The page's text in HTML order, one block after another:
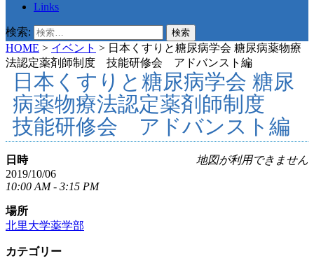
Links
検索:
HOME > イベント > 日本くすりと糖尿病学会 糖尿病薬物療
法認定薬剤師制度 技能研修会 アドバンスト編
日本くすりと糖尿病学会 糖尿
病薬物療法認定薬剤師制度
技能研修会 アドバンスト編
地図が利用できません
日時
2019/10/06
10:00 AM - 3:15 PM
場所
北里大学薬学部
カテゴリー